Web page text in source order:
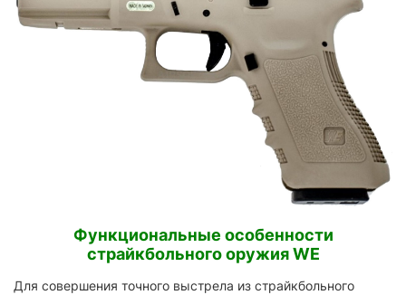
Функциональные особенности
страйкбольного оружия WE
Для совершения точного выстрела из страйкбольного